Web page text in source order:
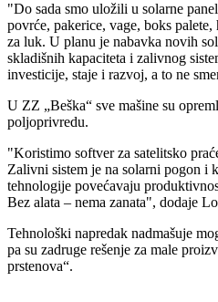
"Do sada smo uložili u solarne
povrće, pakerice, vage, boks palete,
za luk. U planu je nabavka novih
skladišnih kapaciteta i zalivnog
investicije, staje i razvoj, a to ne
U ZZ „Beška“ sve mašine su
poljoprivredu.
"Koristimo softver za satelitsko
Zalivni sistem je na solarni pogon i
tehnologije povećavaju
Bez alata – nema zanata", dodaje
Tehnološki napredak nadmašuje
pa su zadruge rešenje za male
prstenova“.